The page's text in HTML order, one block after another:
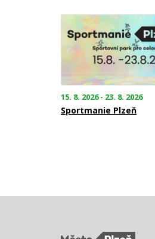
15. 8. 2026 - 23. 8. 2026
Sportmanie Plzeň